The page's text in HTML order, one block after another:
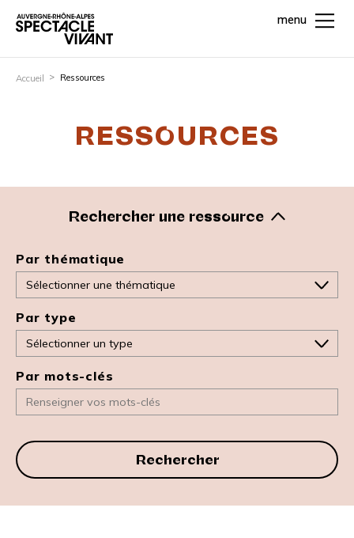
menu
Accueil Ressources
RESSOURCES
Rechercher une ressource
Par thématique
Par type
Par mots-clés
Rechercher